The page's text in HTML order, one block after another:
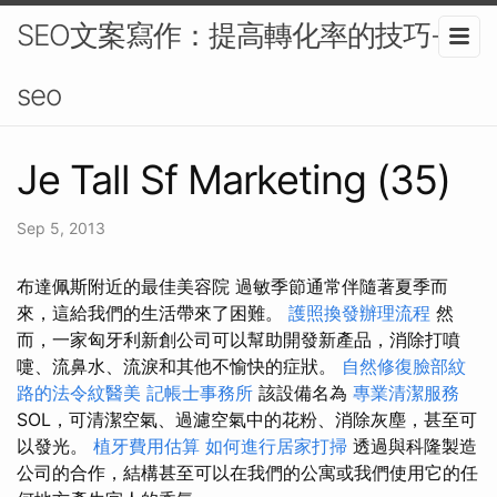
SEO文案寫作：提高轉化率的技巧-
seo
Je Tall Sf Marketing (35)
Sep 5, 2013
布達佩斯附近的最佳美容院 過敏季節通常伴隨著夏季而
來，這給我們的生活帶來了困難。 護照換發辦理流程 然
而，一家匈牙利新創公司可以幫助開發新產品，消除打噴
嚏、流鼻水、流淚和其他不愉快的症狀。 自然修復臉部紋
路的法令紋醫美 記帳士事務所 該設備名為 專業清潔服務
SOL，可清潔空氣、過濾空氣中的花粉、消除灰塵，甚至可
以發光。 植牙費用估算 如何進行居家打掃 透過與科隆製造
公司的合作，結構甚至可以在我們的公寓或我們使用它的任